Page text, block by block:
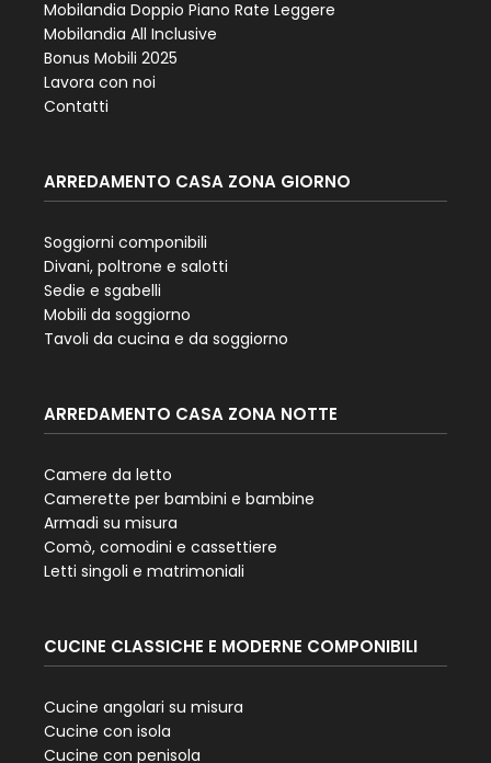
Mobilandia Doppio Piano Rate Leggere
Mobilandia All Inclusive
Bonus Mobili 2025
Lavora con noi
Contatti
ARREDAMENTO CASA ZONA GIORNO
Soggiorni componibili
Divani, poltrone e salotti
Sedie e sgabelli
Mobili da soggiorno
Tavoli da cucina e da soggiorno
ARREDAMENTO CASA ZONA NOTTE
Camere da letto
Camerette per bambini e bambine
Armadi su misura
Comò, comodini e cassettiere
Letti singoli e matrimoniali
CUCINE CLASSICHE E MODERNE COMPONIBILI
Cucine angolari su misura
Cucine con isola
Cucine con penisola